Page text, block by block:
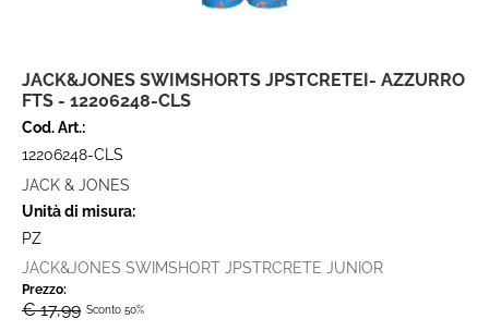
JACK&JONES SWIMSHORTS JPSTCRETEI- AZZURRO
FTS - 12206248-CLS
Cod. Art.:
12206248-CLS
JACK & JONES
Unità di misura:
PZ
JACK&JONES SWIMSHORT JPSTRCRETE JUNIOR
Prezzo:
€ 17,99 Sconto 50%